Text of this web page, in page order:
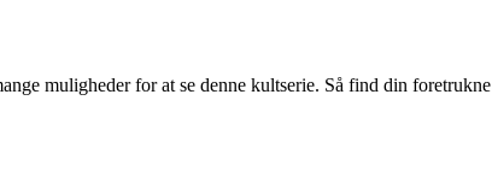
muligheder for at se denne kultserie. Så find din